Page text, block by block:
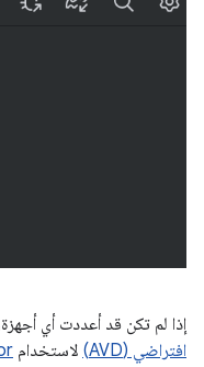
إذا لم تكن قد أعددت أي
افتراضي (AVD)
لاستخدام